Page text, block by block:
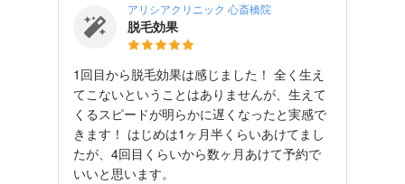
アリシアクリニック 心斎橋院
脱毛効果
1回目から脱毛効果は感じました！ 全く生え
てこないということはありませんが、生えて
くるスピードが明らかに遅くなったと実感で
きます！ はじめは1ヶ月半くらいあけてまし
たが、4回目くらいから数ヶ月あけて予約で
いいと思います。